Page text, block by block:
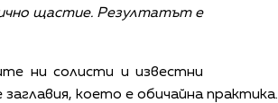
щастие. Резултатът е
ни солисти и известни
което е обичайна практика.